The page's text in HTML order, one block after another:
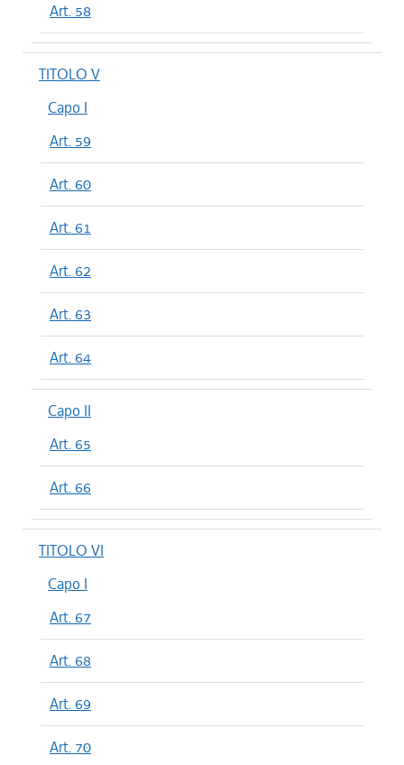
Art. 58
TITOLO V
Capo I
Art. 59
Art. 60
Art. 61
Art. 62
Art. 63
Art. 64
Capo II
Art. 65
Art. 66
TITOLO VI
Capo I
Art. 67
Art. 68
Art. 69
Art. 70